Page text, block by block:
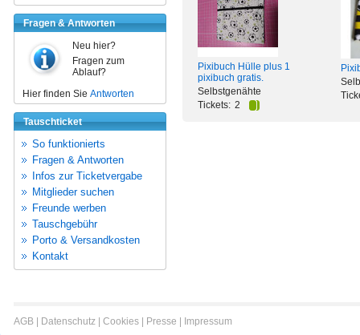
Fragen & Antworten
Neu hier?
Fragen zum
Ablauf?
Hier finden Sie Antworten
Tauschticket
So funktionierts
Fragen & Antworten
Infos zur Ticketvergabe
Mitglieder suchen
Freunde werben
Tauschgebühr
Porto & Versandkosten
Kontakt
Pixibuch Hülle plus 1
pixibuch gratis.
Selbstgenähte
Tickets: 2
AGB Datenschutz Cookies Presse Impressum